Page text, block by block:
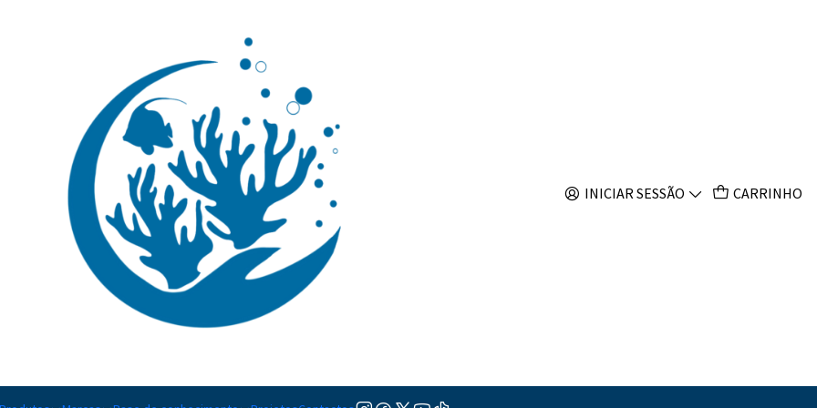
INICIAR SESSÃO CARRINHO
Pictichromis Paccagnellae
TAMANHO
Quantidade
Adicionar à lista de favoritos